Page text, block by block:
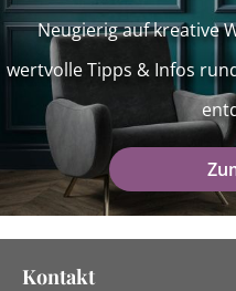
Neugierig auf kreative
wertvolle Tipps & Infos
Kontakt